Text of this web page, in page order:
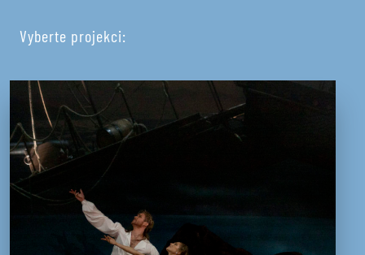
Vyberte projekci: